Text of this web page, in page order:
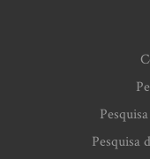
Pesquisa